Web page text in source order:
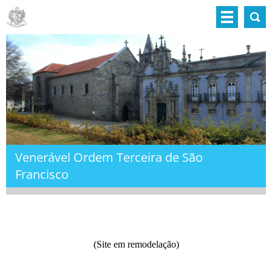
Venerável Ordem Terceira de São
Francisco
(Site em remodelação)